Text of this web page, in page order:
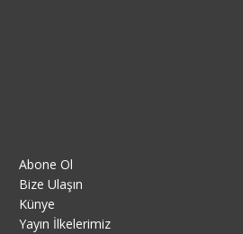
Abone Ol
Bize Ulaşın
Künye
Yayın İlkelerimiz